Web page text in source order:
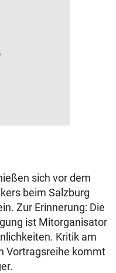
sich vor dem
beim Salzburg
Zur Erinnerung: Die
ist Mitorganisator
Kritik am
Vortragsreihe kommt